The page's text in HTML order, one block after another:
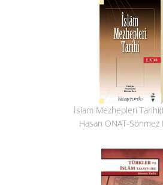
İslam Mezhepleri
Hasan ONAT-Sönmez